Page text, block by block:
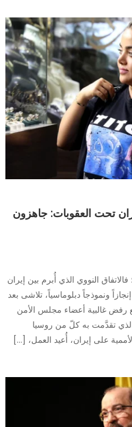
تحت العقوبات: جاهزون
النووي الذي أُبرم بين إيران
واعتُبر وقتها إنجازاً ونموذجاً دبلوماسياً، تلاشى بعد
رفض غالبية أعضاء مجلس الأمن
تقدَّمت به كلّ من روسيا
على إيران، أُعيد العمل، […]